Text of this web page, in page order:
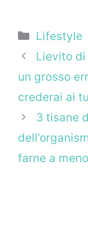
Categorie
Lifestyle
Lievito
un grosso
crederai ai
3 tisane
farne a meno